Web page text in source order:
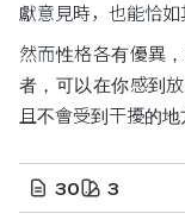
獻意見時，也能恰如
然而性格各有優異
者，可以在你感到
且不會受到干擾的地
30 3